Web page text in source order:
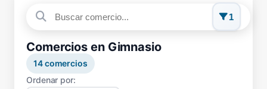
1
Comercios en Gimnasio
14comercios
Ordenar por: